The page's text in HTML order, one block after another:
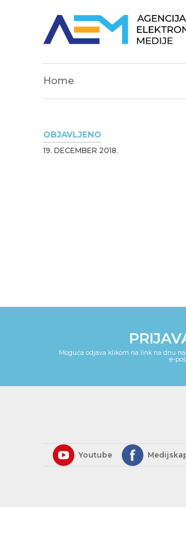
Home
OBJAVLJENO
19. DECEMBER 2018.
Moguća odjava klikom na link na dnu
e-
Youtube